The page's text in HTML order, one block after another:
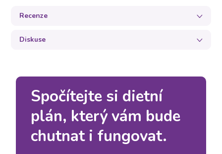
Recenze
Diskuse
Spočítejte si dietní
plán, který vám bude
chutnat i fungovat.